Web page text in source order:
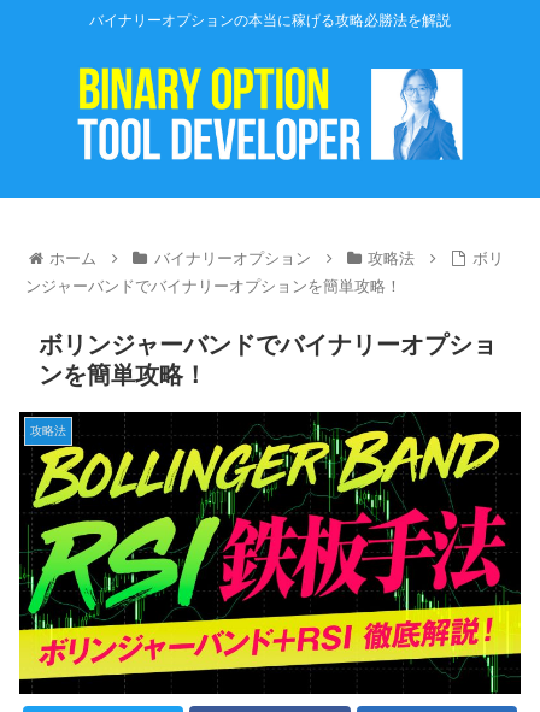
バイナリーオプションの本当に稼げる攻略必勝法を解説
ホーム バイナリーオプション 攻略法
ボリ
ンジャーバンドでバイナリーオプションを簡単攻略！
ボリンジャーバンドでバイナリーオプショ
ンを簡単攻略！
攻略法